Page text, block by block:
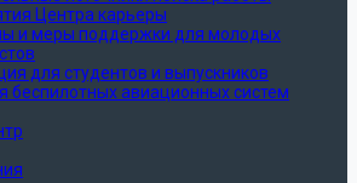
Центра карьеры
и меры поддержки для молодых
для студентов и выпускников
беспилотных авиационных систем